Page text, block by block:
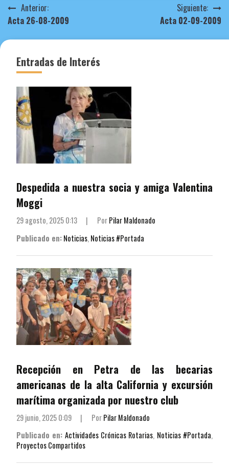
Navegación
de
Anterior:
Acta 26-08-2009
Siguiente:
Acta 02-09-2009
Entradas de Interés
Despedida a nuestra socia y amiga Valentina
Moggi
29 agosto, 2025 0:13 | PorPilar Maldonado
Publicado en:Noticias, Noticias #Portada
Recepción en Petra de las becarias
americanas de la alta California y excursión
marítima organizada por nuestro club
29 junio, 2025 0:09 | PorPilar Maldonado
Publicado en: Actividades Crónicas Rotarias, Noticias #Portada,
Proyectos Compartidos